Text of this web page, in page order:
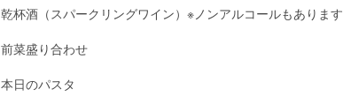
乾杯酒（スパークリングワイン）※ノンアルコールもあります
前菜盛り合わせ
本日のパスタ